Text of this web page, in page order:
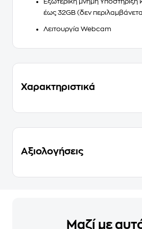
έως 32GB (δεν
Λειτουργία Webcam
Χαρακτηριστικά
Αξιολογήσεις
Μαζί με